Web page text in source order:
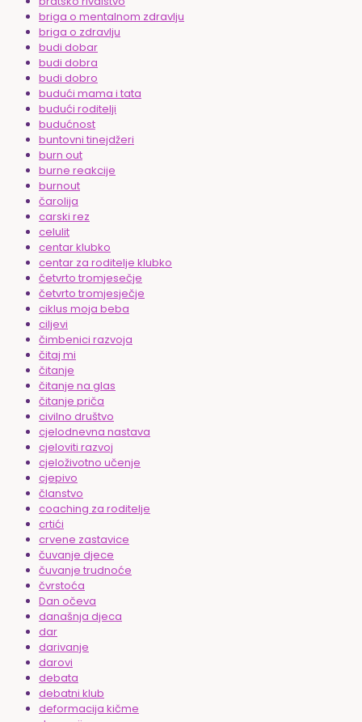
briga o mentalnom zdravlju
briga o zdravlju
budi dobar
budi dobra
budi dobro
budući mama i tata
budući roditelji
budućnost
buntovni tinejdžeri
burn out
burne reakcije
burnout
čarolija
carski rez
celulit
centar klubko
centar za roditelje klubko
četvrto tromjesečje
četvrto tromjesječje
ciklus moja beba
ciljevi
čimbenici razvoja
čitaj mi
čitanje
čitanje na glas
čitanje priča
civilno društvo
cjelodnevna nastava
cjeloviti razvoj
cjeloživotno učenje
cjepivo
članstvo
coaching za roditelje
crtići
crvene zastavice
čuvanje djece
čuvanje trudnoće
čvrstoća
Dan očeva
današnja djeca
dar
darivanje
darovi
debata
debatni klub
deformacija kičme